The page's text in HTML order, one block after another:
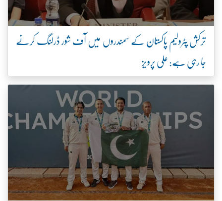
ترکش پٹرولیم پاکستان کے سمندروں میں آف شور ڈرلنگ کرنے
جا رہی ہے: علی پرویز